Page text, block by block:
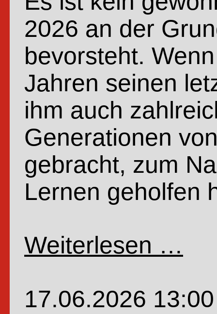
2026 an der
bevorsteht.
Jahren seinen
ihm auch
Generationen
gebracht, zum
Lernen geholfen
Weiterlesen …
Dr.
17.06.2026 13:00